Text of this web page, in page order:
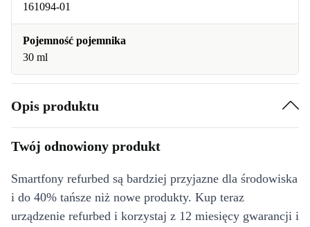
161094-01
Pojemność pojemnika
30 ml
Opis produktu
Twój odnowiony produkt
Smartfony refurbed są bardziej przyjazne dla środowiska
i do 40% tańsze niż nowe produkty. Kup teraz
urządzenie refurbed i korzystaj z 12 miesięcy gwarancji i